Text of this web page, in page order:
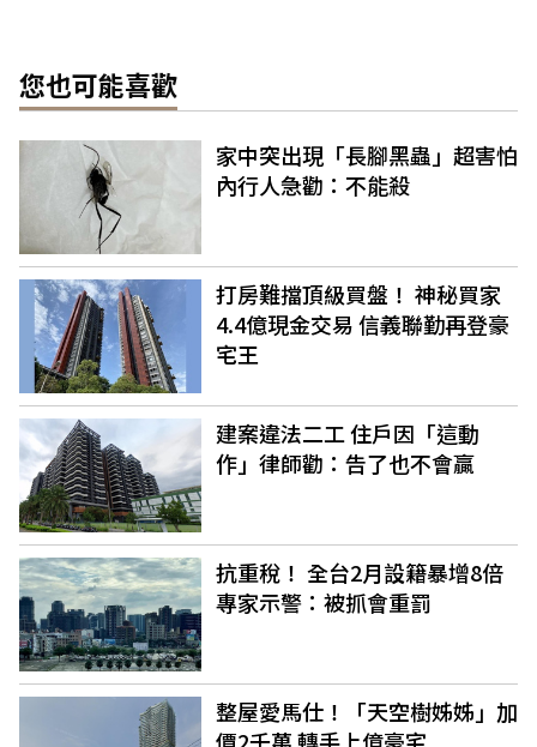
您也可能喜歡
家中突出現「長腳黑蟲」超害怕
內行人急勸：不能殺
打房難擋頂級買盤！ 神秘買家
4.4億現金交易 信義聯勤再登豪
宅王
建案違法二工 住戶因「這動
作」律師勸：告了也不會贏
抗重稅！ 全台2月設籍暴增8倍
專家示警：被抓會重罰
整屋愛馬仕！「天空樹姊姊」加